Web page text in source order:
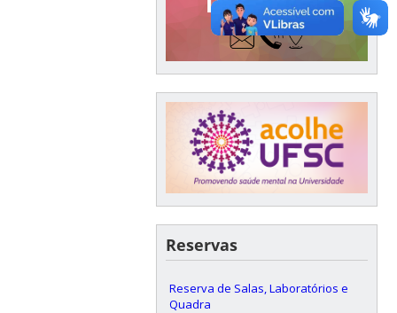
Reservas
Reserva de Salas, Laboratórios e
Quadra